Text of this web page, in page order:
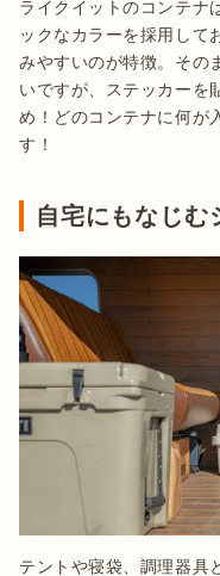
ライクイットのコンテナ
ックなカラーを採用して
みやすいのが特徴。その
いですが、ステッカーを
め！どのコンテナに何が
す！
自宅にもなじむ
テントや寝袋、調理器具